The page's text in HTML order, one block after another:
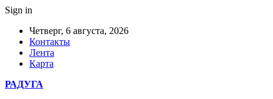
Sign in
Четверг, 6 августа, 2026
Контакты
Лента
Карта
РАДУГА